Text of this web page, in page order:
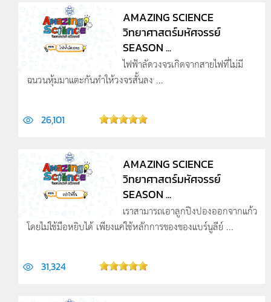
AMAZING SCIENCE
วิทยาศาสตร์มหัศจรรย์
SEASON ...
ไฟฟ้าลัดวงจรเกิดจากสายไฟที่ไม่มี
ฉนวนหุ้มมาแตะกันทำให้วงจรสั้นลง ...
26,101
AMAZING SCIENCE
วิทยาศาสตร์มหัศจรรย์
SEASON ...
เราสามารถเอาลูกปิงปองออกจากแก้ว
โดยไม่ใช้มือหยิบได้ เพียงแค่ใช้หลักการของของแบร์นูลีย์ ...
31,324